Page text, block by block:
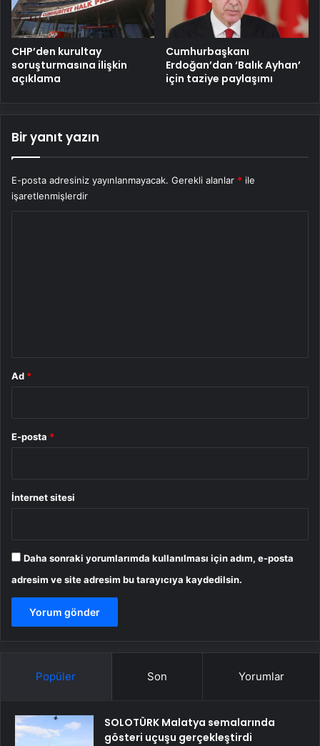
CHP’den kurultay
soruşturmasına ilişkin
açıklama
Cumhurbaşkanı
Erdoğan’dan ‘Balık Ayhan’
için taziye paylaşımı
Bir yanıt yazın
E-posta adresiniz yayınlanmayacak. Gerekli alanlar * ile
işaretlenmişlerdir
Ad *
E-posta *
İnternet sitesi
Daha sonraki yorumlarımda kullanılması için adım, e-posta
adresim ve site adresim bu tarayıcıya kaydedilsin.
Popüler Son Yorumlar
SOLOTÜRK Malatya semalarında
gösteri uçuşu gerçekleştirdi